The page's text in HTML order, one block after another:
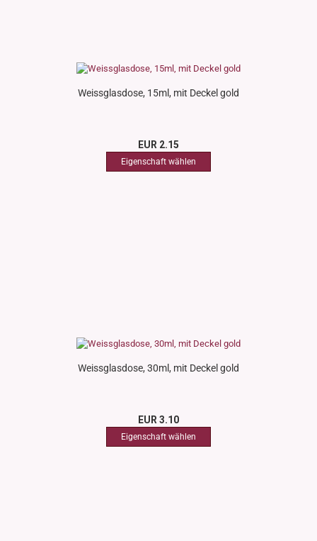
Weissglasdose, 15ml, mit Deckel gold
EUR 2.15
Weissglasdose, 30ml, mit Deckel gold
EUR 3.10